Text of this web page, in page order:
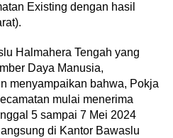
Existing dengan hasil
Halmahera Tengah yang
Daya Manusia,
menyampaikan bahwa, Pokja
mulai menerima
5 sampai 7 Mei 2024
di Kantor Bawaslu